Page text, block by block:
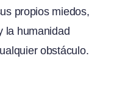
propios miedos,
la humanidad
obstáculo.